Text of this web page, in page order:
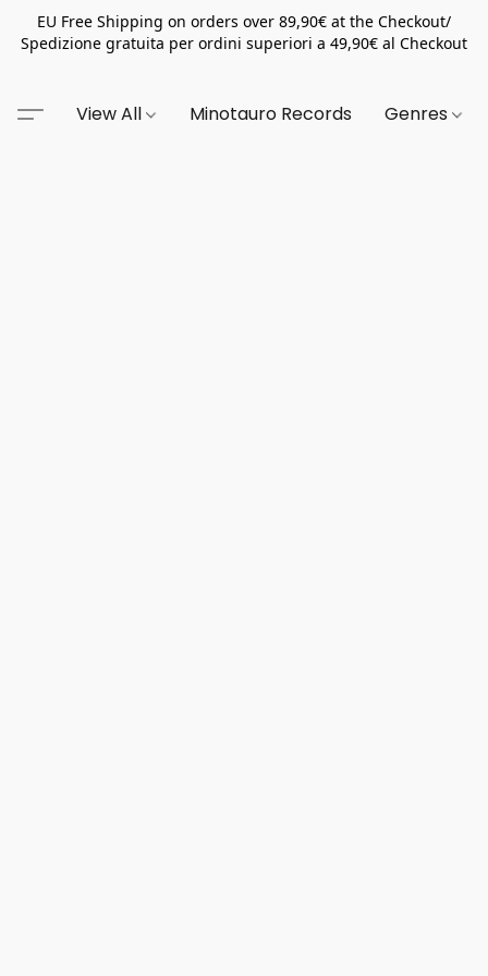
EU Free Shipping on orders over 89,90€ at the Checkout/
Spedizione gratuita per ordini superiori a 49,90€ al Checkout
View All Minotauro Records Genres